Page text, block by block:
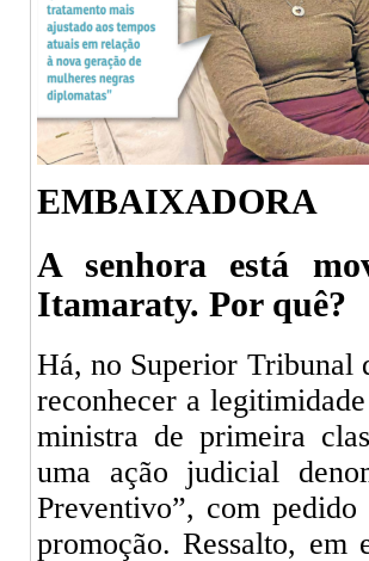
EMBAIXADORA
A senhora está
Itamaraty. Por quê?
Há, no Superior Tribunal
reconhecer a
ministra de primeira
uma ação judicial
Preventivo”, com
promoção. Ressalto, em